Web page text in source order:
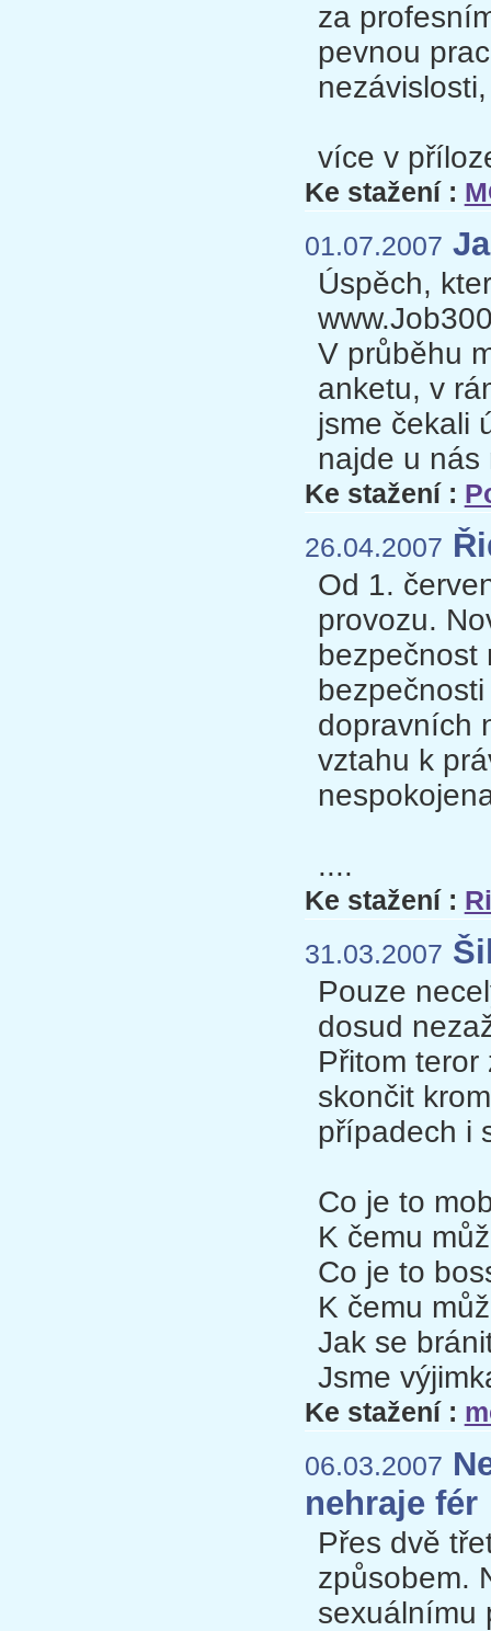
za
pevnou
více v
Ke stažení :
01.07.2007
Úspěch,
V průběhu
anketu, v
jsme čekali
najde u
Ke stažení :
26.04.2007
Od 1.
provozu.
bezpečnost
dopravních
vztahu k
....
Ke stažení :
31.03.2007
Pouze
dosud
Přitom
skončit
případech i
Co je to
K čemu
Co je to
K čemu
Jak se
Jsme
Ke stažení :
06.03.2007
nehraje fér
Přes dvě
způsobem.
sexuálnímu